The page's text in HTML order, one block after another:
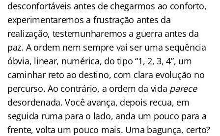
desconfortáveis antes de chegarmos ao conforto,
experimentaremos a frustração antes da
realização, testemunharemos a guerra antes da
paz. A ordem nem sempre vai ser uma sequência
óbvia, linear, numérica, do tipo “1, 2, 3, 4”, um
caminhar reto ao destino, com clara evolução no
percurso. Ao contrário, a ordem da vida parece
desordenada. Você avança, depois recua, em
seguida ruma para o lado, anda um pouco para a
frente, volta um pouco mais. Uma bagunça, certo?